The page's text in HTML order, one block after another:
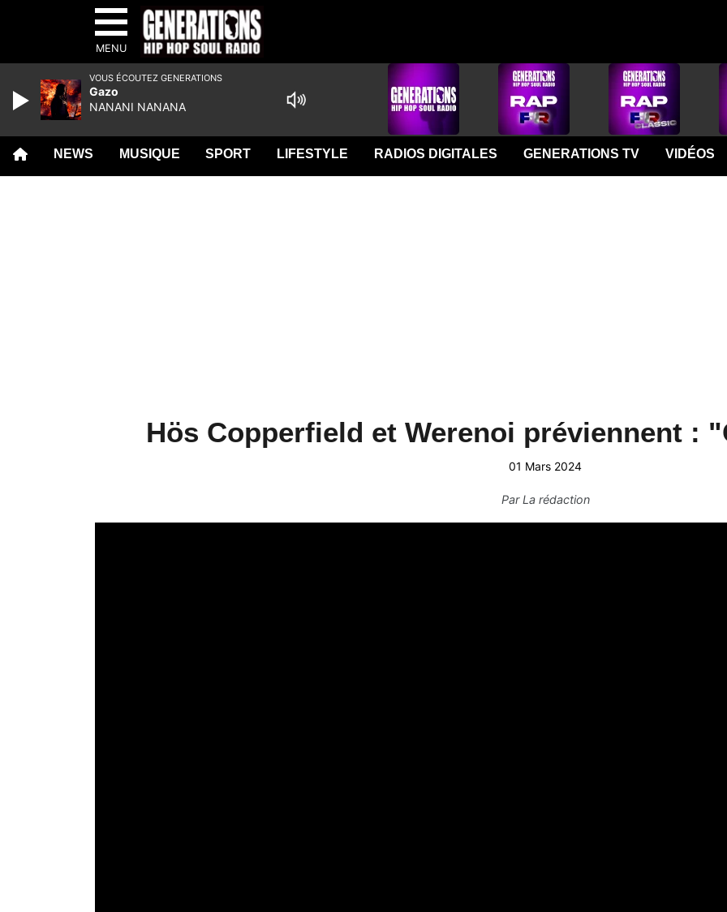
MENU
NEWS MUSIQUE SPORT LIFESTYLE RADIOS DIGITALES GENERATIONS TV VIDÉOS
Hös Copperfield et Werenoi préviennent :
01 Mars 2024
ParLa rédaction
VOUS ÉCOUTEZ GENERATIONS
Gazo
NANANI NANANA